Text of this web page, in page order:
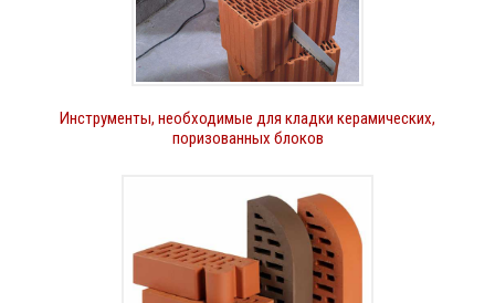
Инструменты, необходимые для кладки керамических,
поризованных блоков